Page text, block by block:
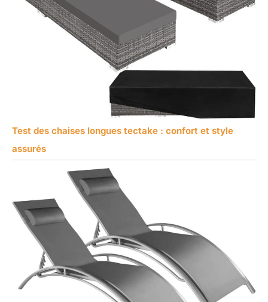
Test des chaises longues tectake : confort et style
assurés